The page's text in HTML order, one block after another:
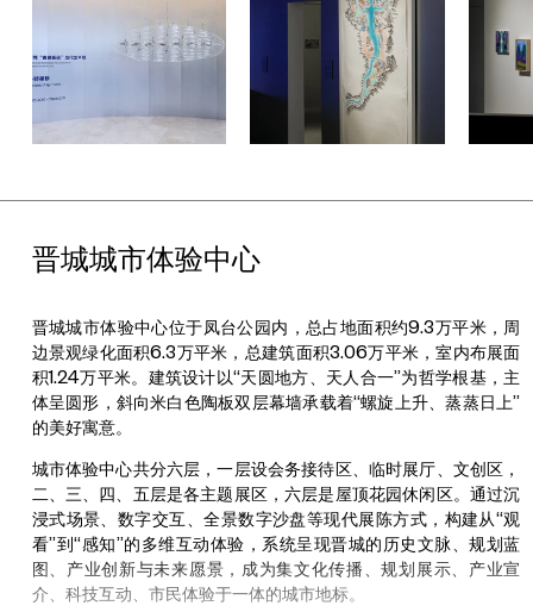
何共同催生文明的宏大进程。陈哲在《星骨仪》中将人体颅缝、出
生星图与多文明观测仪结构交融，阐释了“人体即第一个量天尺”的
深刻理念；赵潇潇的《云图》则通过传感器实时捕捉晋城空气质量
数据，驱动机械装置变幻形态色彩，将不可见的大气状态转化为可
感知的体验；石至莹的《触觉1》从古建壁画的细微之处出发，将浮
雕痕迹转化为绘画的形色节奏，在斑驳中寻找古今对话的密钥。
更承载着女娲补天、精卫填海等创世神话的原始记忆。作为本次活
动的核心个展，邬建安个展“第八十天”基于晋城“神话之乡”的文化
体验中心1号展厅内构建神话与现实交织的沉浸式现场。
展览聚焦于补天行动的第八十日——苍穹即将完整的临界时刻。
艺术家运用天然材料与综合媒材，塑造出象征“天空裂痕”的空间意
象。作品通过高度感官化的艺术语言，将文本神话转化为可触可感
的身体经验，邀请观众进入介于破坏与修复、混沌与秩序之间的阈
限空间，串联起远古想象与当下感知的仪式现场。观众在穿行、触
摸中，不仅可以直观感受到材料的生命力，更在互动中开启一场跨
越古今的时空之旅，思考与聆听“文明回响”——古老智慧从未远
离，它始终与当代人的精神世界紧密相连。
2025晋城“古建新语”当代艺术展不仅是一场文化盛宴，更通过古
建与艺术的深度联结，激活古建文化的当代生命力，以当代艺术语
晋城城市体验中心
晋城城市体验中心位于凤台公园内，总占地面积约9.3万平米，周
边景观绿化面积6.3万平米，总建筑面积3.06万平米，室内布展面
积1.24万平米。建筑设计以“天圆地方、天人合一”为哲学根基，主
体呈圆形，斜向米白色陶板双层幕墙承载着“螺旋上升、蒸蒸日上”
的美好寓意。
城市体验中心共分六层，一层设会务接待区、临时展厅、文创区，
二、三、四、五层是各主题展区，六层是屋顶花园休闲区。通过沉
浸式场景、数字交互、全景数字沙盘等现代展陈方式，构建从“观
看”到“感知”的多维互动体验，系统呈现晋城的历史文脉、规划蓝
图、产业创新与未来愿景，成为集文化传播、规划展示、产业宣
介、科技互动、市民体验于一体的城市地标。